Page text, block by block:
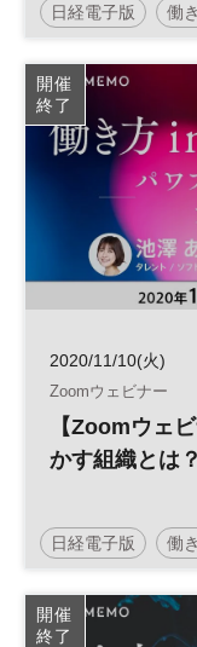
日経電子版 働
開催
終了
2020/11/10(火)
Zoomウェビナー
【Zoomウェ
かす組織とは？
日経電子版 働
開催
終了